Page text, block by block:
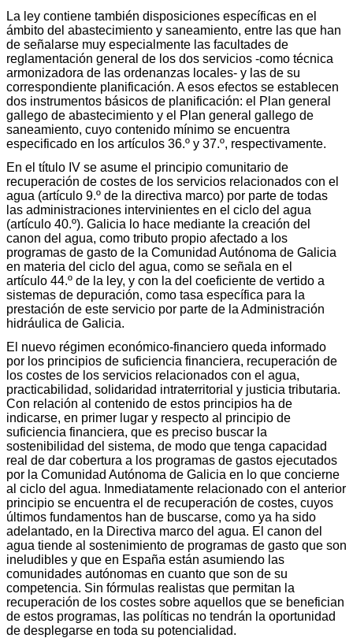
La ley contiene también disposiciones específicas en el
ámbito del abastecimiento y saneamiento, entre las que han
de señalarse muy especialmente las facultades de
reglamentación general de los dos servicios -como técnica
armonizadora de las ordenanzas locales- y las de su
correspondiente planificación. A esos efectos se establecen
dos instrumentos básicos de planificación: el Plan general
gallego de abastecimiento y el Plan general gallego de
saneamiento, cuyo contenido mínimo se encuentra
especificado en los artículos 36.º y 37.º, respectivamente.
En el título IV se asume el principio comunitario de
recuperación de costes de los servicios relacionados con el
agua (artículo 9.º de la directiva marco) por parte de todas
las administraciones intervinientes en el ciclo del agua
(artículo 40.º). Galicia lo hace mediante la creación del
canon del agua, como tributo propio afectado a los
programas de gasto de la Comunidad Autónoma de Galicia
en materia del ciclo del agua, como se señala en el
artículo 44.º de la ley, y con la del coeficiente de vertido a
sistemas de depuración, como tasa específica para la
prestación de este servicio por parte de la Administración
hidráulica de Galicia.
El nuevo régimen económico-financiero queda informado
por los principios de suficiencia financiera, recuperación de
los costes de los servicios relacionados con el agua,
practicabilidad, solidaridad intraterritorial y justicia tributaria.
Con relación al contenido de estos principios ha de
indicarse, en primer lugar y respecto al principio de
suficiencia financiera, que es preciso buscar la
sostenibilidad del sistema, de modo que tenga capacidad
real de dar cobertura a los programas de gastos ejecutados
por la Comunidad Autónoma de Galicia en lo que concierne
al ciclo del agua. Inmediatamente relacionado con el anterior
principio se encuentra el de recuperación de costes, cuyos
últimos fundamentos han de buscarse, como ya ha sido
adelantado, en la Directiva marco del agua. El canon del
agua tiende al sostenimiento de programas de gasto que son
ineludibles y que en España están asumiendo las
comunidades autónomas en cuanto que son de su
competencia. Sin fórmulas realistas que permitan la
recuperación de los costes sobre aquellos que se benefician
de estos programas, las políticas no tendrán la oportunidad
de desplegarse en toda su potencialidad.